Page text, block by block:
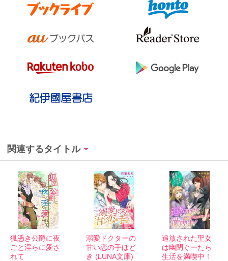
関連するタイトル
狐憑き公爵に夜
ごと淫らに愛さ
れて
溺愛ドクターの
甘い恋の手ほど
き (LUNA文庫)
追放された聖女
は幽閉ぐーたら
生活を満喫中！